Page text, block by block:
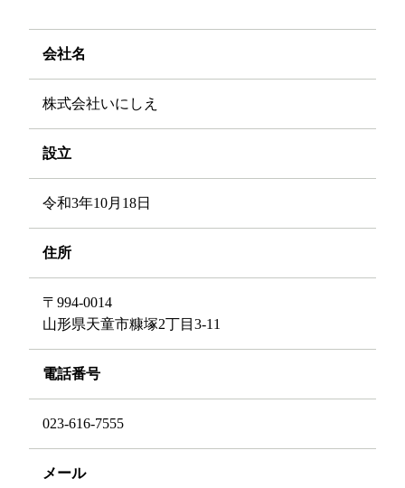
会社名
株式会社いにしえ
設立
令和3年10月18日
住所
〒994-0014
山形県天童市糠塚2丁目3-11
電話番号
023-616-7555
メール